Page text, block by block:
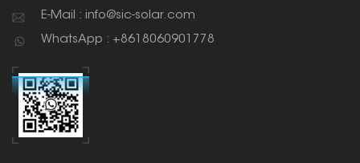
E-Mail : info@sic-solar.com
WhatsApp : +8618060901778